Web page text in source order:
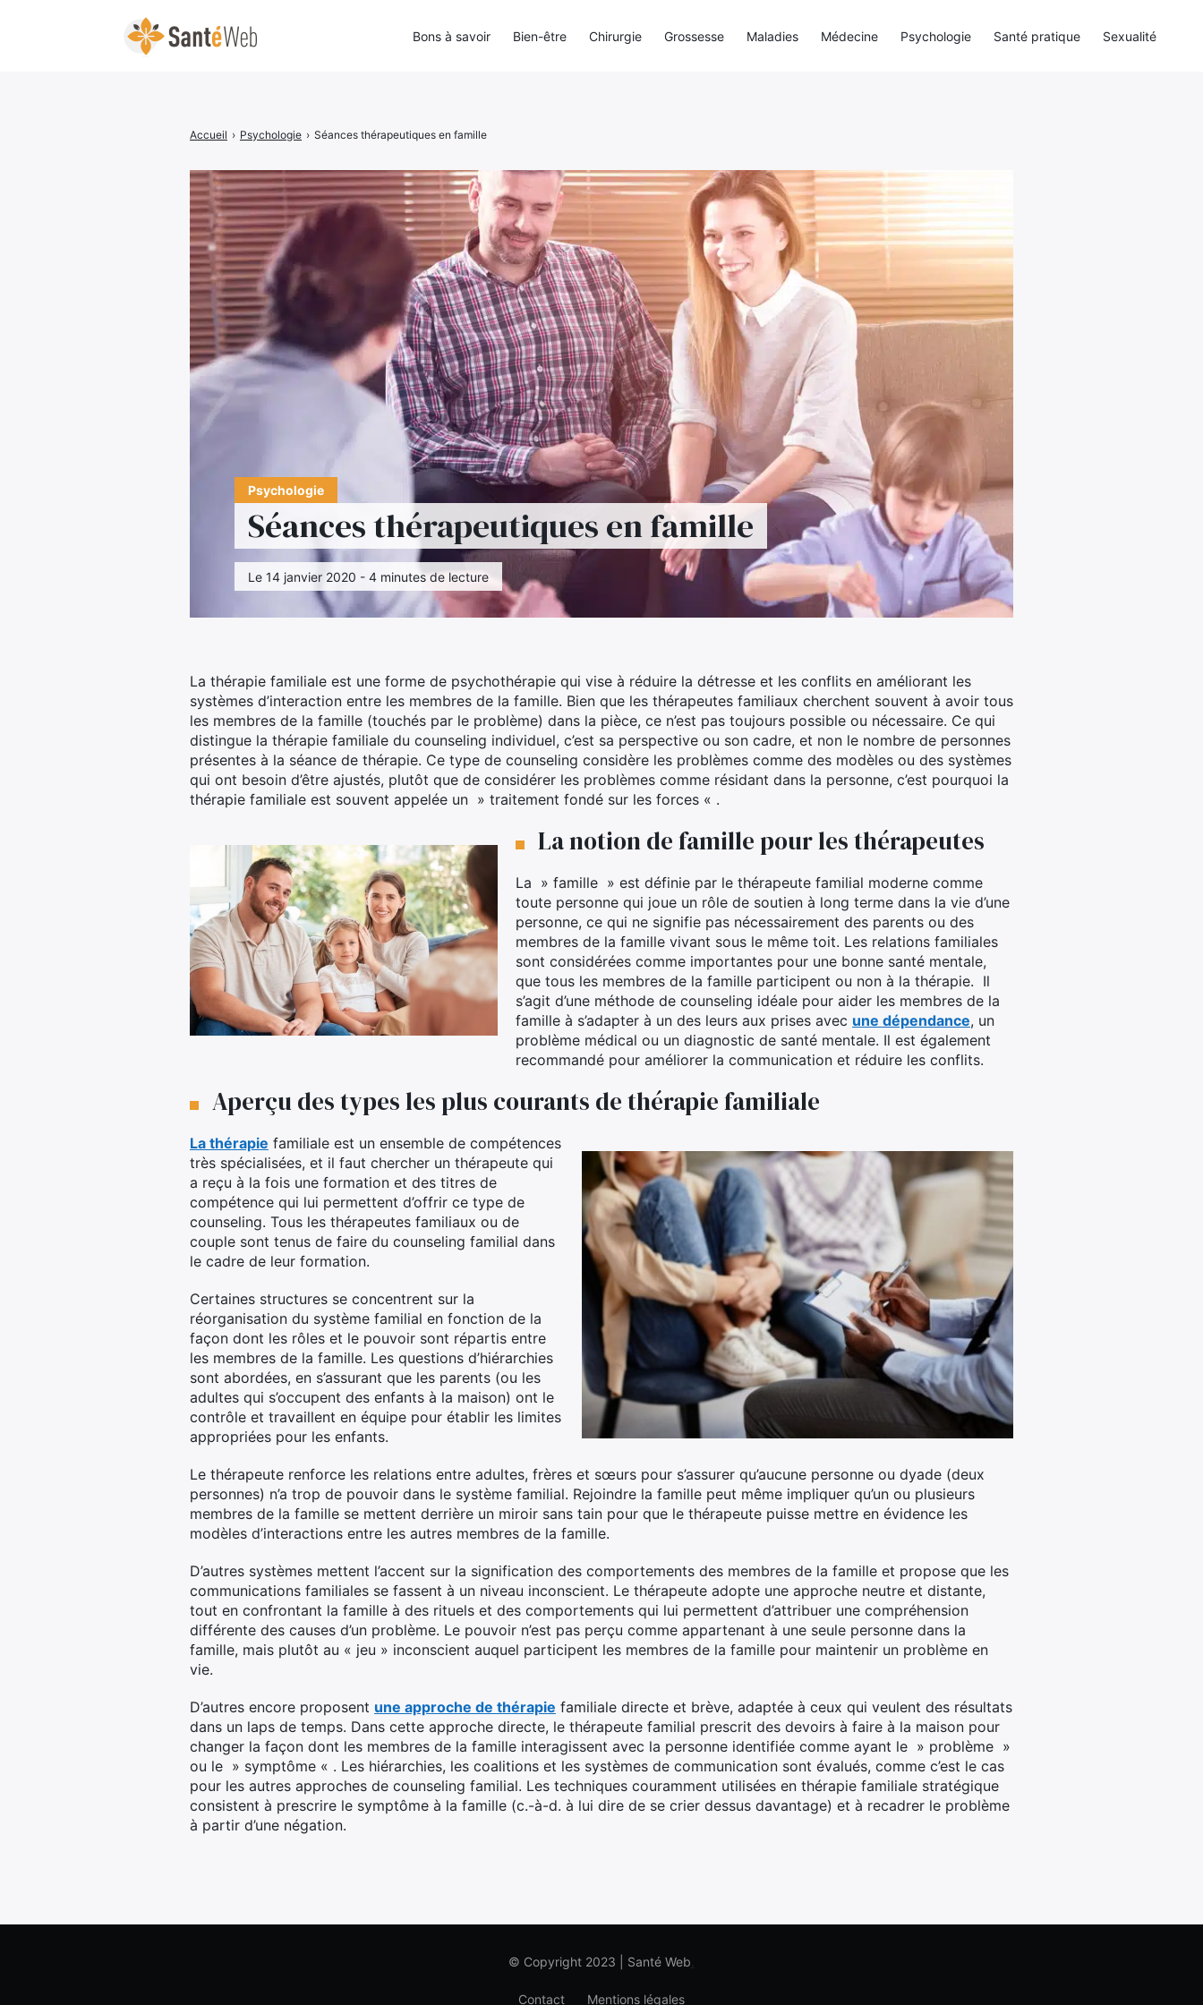
Psychologie
Séances thérapeutiques en famille
Le 14 janvier 2020 - 4 minutes de lecture
Accueil › Psychologie › Séances thérapeutiques en famille
La thérapie familiale est une forme de psychothérapie qui vise à réduire la détresse et les conflits en améliorant les
systèmes d’interaction entre les membres de la famille. Bien que les thérapeutes familiaux cherchent souvent à avoir tous
les membres de la famille (touchés par le problème) dans la pièce, ce n’est pas toujours possible ou nécessaire. Ce qui
distingue la thérapie familiale du counseling individuel, c’est sa perspective ou son cadre, et non le nombre de personnes
présentes à la séance de thérapie. Ce type de counseling considère les problèmes comme des modèles ou des systèmes
qui ont besoin d’être ajustés, plutôt que de considérer les problèmes comme résidant dans la personne, c’est pourquoi la
thérapie familiale est souvent appelée un » traitement fondé sur les forces « .
La notion de famille pour les thérapeutes
La » famille » est définie par le thérapeute familial moderne comme
toute personne qui joue un rôle de soutien à long terme dans la vie d’une
personne, ce qui ne signifie pas nécessairement des parents ou des
membres de la famille vivant sous le même toit. Les relations familiales
sont considérées comme importantes pour une bonne santé mentale,
que tous les membres de la famille participent ou non à la thérapie. Il
s’agit d’une méthode de counseling idéale pour aider les membres de la
famille à s’adapter à un des leurs aux prises avec une dépendance, un
problème médical ou un diagnostic de santé mentale. Il est également
recommandé pour améliorer la communication et réduire les conflits.
Aperçu des types les plus courants de thérapie familiale
La thérapie familiale est un ensemble de compétences
très spécialisées, et il faut chercher un thérapeute qui
a reçu à la fois une formation et des titres de
compétence qui lui permettent d’offrir ce type de
counseling. Tous les thérapeutes familiaux ou de
couple sont tenus de faire du counseling familial dans
le cadre de leur formation.
Certaines structures se concentrent sur la
réorganisation du système familial en fonction de la
façon dont les rôles et le pouvoir sont répartis entre
les membres de la famille. Les questions d’hiérarchies
sont abordées, en s’assurant que les parents (ou les
adultes qui s’occupent des enfants à la maison) ont le
contrôle et travaillent en équipe pour établir les limites
appropriées pour les enfants.
Le thérapeute renforce les relations entre adultes, frères et sœurs pour s’assurer qu’aucune personne ou dyade (deux
personnes) n’a trop de pouvoir dans le système familial. Rejoindre la famille peut même impliquer qu’un ou plusieurs
membres de la famille se mettent derrière un miroir sans tain pour que le thérapeute puisse mettre en évidence les
modèles d’interactions entre les autres membres de la famille.
D’autres systèmes mettent l’accent sur la signification des comportements des membres de la famille et propose que les
communications familiales se fassent à un niveau inconscient. Le thérapeute adopte une approche neutre et distante,
tout en confrontant la famille à des rituels et des comportements qui lui permettent d’attribuer une compréhension
différente des causes d’un problème. Le pouvoir n’est pas perçu comme appartenant à une seule personne dans la
famille, mais plutôt au « jeu » inconscient auquel participent les membres de la famille pour maintenir un problème en
vie.
D’autres encore proposent une approche de thérapie familiale directe et brève, adaptée à ceux qui veulent des résultats
dans un laps de temps. Dans cette approche directe, le thérapeute familial prescrit des devoirs à faire à la maison pour
changer la façon dont les membres de la famille interagissent avec la personne identifiée comme ayant le » problème »
ou le » symptôme « . Les hiérarchies, les coalitions et les systèmes de communication sont évalués, comme c’est le cas
pour les autres approches de counseling familial. Les techniques couramment utilisées en thérapie familiale stratégique
consistent à prescrire le symptôme à la famille (c.-à-d. à lui dire de se crier dessus davantage) et à recadrer le problème
à partir d’une négation.
Bons à savoir Bien-être Chirurgie Grossesse Maladies Médecine Psychologie Santé pratique Sexualité
© Copyright 2023 | Santé Web
Contact Mentions légales